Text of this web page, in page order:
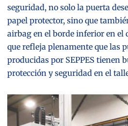
seguridad, no solo la puerta
papel protector, sino que
airbag en el borde inferior en el
que refleja plenamente que las
producidas por SEPPES tienen
protección y seguridad en el